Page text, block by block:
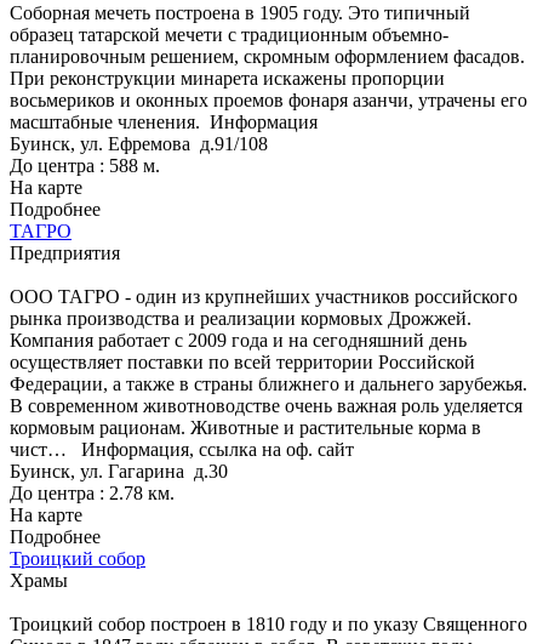
Соборная мечеть построена в 1905 году. Это типичный
образец татарской мечети с традиционным объемно-
планировочным решением, скромным оформлением фасадов.
При реконструкции минарета искажены пропорции
восьмериков и оконных проемов фонаря азанчи, утрачены его
масштабные членения. Информация
Буинск, ул. Ефремова д.91/108
До центра : 588 м.
На карте
Подробнее
ТАГРО
Предприятия
ООО ТАГРО - один из крупнейших участников российского
рынка производства и реализации кормовых Дрожжей.
Компания работает с 2009 года и на сегодняшний день
осуществляет поставки по всей территории Российской
Федерации, а также в страны ближнего и дальнего зарубежья.
В современном животноводстве очень важная роль уделяется
кормовым рационам. Животные и растительные корма в
чист… Информация, ссылка на оф. сайт
Буинск, ул. Гагарина д.30
До центра : 2.78 км.
На карте
Подробнее
Троицкий собор
Храмы
Троицкий собор построен в 1810 году и по указу Священного